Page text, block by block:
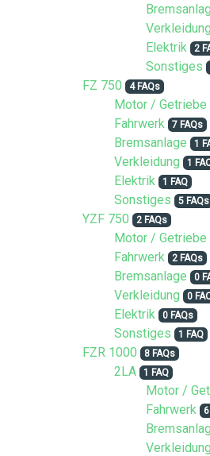
Verkleidung
Elektrik 2
Sonstiges
FZ 750 4 FAQs
Motor / Getriebe
Fahrwerk 7 FAQs
Bremsanlage 1
Verkleidung 1
Elektrik 1 FAQ
Sonstiges 5 FAQs
YZF 750 2 FAQs
Motor / Getriebe
Fahrwerk 2 FAQs
Bremsanlage 0
Verkleidung 0
Elektrik 0 FAQs
Sonstiges 1 FAQ
FZR 1000 8 FAQs
2LA 1 FAQ
Motor /
Fahrwerk
Verkleidung